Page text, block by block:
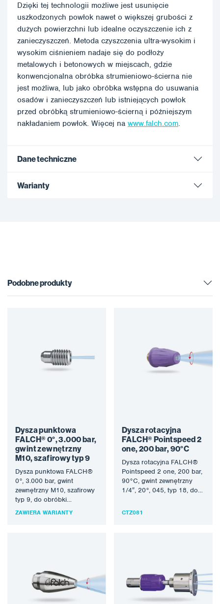
Dzięki tej technologii możliwe jest usunięcie
uszkodzonych powłok nawet o większej grubości z
dużych powierzchni lub idealne oczyszczenie ich z
zanieczyszczeń. Metoda czyszczenia ultra-wysokim i
wysokim ciśnieniem nadaje się do podłoży
metalowych i betonowych w miejscach, gdzie
konwencjonalna obróbka strumieniowo-ścierna nie
jest możliwa, lub jako obróbka wstępna do usuwania
osadów i zanieczyszczeń lub istniejących powłok
przed obróbką strumieniowo-ścierną i późniejszym
nakładaniem powłok. Więcej na www.falch.com.
Dane techniczne
Warianty
Podobne produkty
Dysza punktowa
FALCH® 0°, 3.000 bar,
gwint zewnętrzny
M10, szafirowy typ 9
Dysza punktowa FALCH®
0°, 3.000 bar, gwint
zewnętrzny M10, szafirowy
typ 9, do obróbki
strumieniem wody w
ZAWIERA WARIANTY
Dysza rotacyjna
FALCH® Pointspeed 2
one, 200 bar, 90°C
Dysza rotacyjna FALCH®
Pointspeed 2 one, 200 bar,
90°C, gwint zewnętrzny
1/4″, 20°, 045, typ 18, do
wody…
CTZ081